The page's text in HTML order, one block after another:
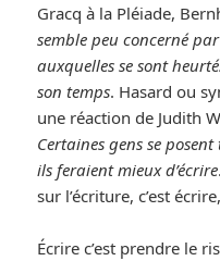
Gracq à la Pléiade,
semble peu concerné
auxquelles se sont
son temps. Hasard ou
une réaction de Judith
Certaines gens se
ils feraient mieux d’écrire
sur l’écriture, c’est
Écrire c’est prendre le